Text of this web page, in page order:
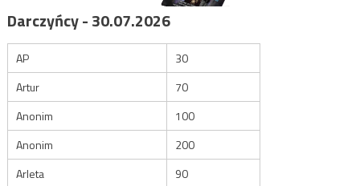
Darczyńcy - 30.07.2026
AP
30
Artur
70
Anonim
100
Anonim
200
Arleta
90